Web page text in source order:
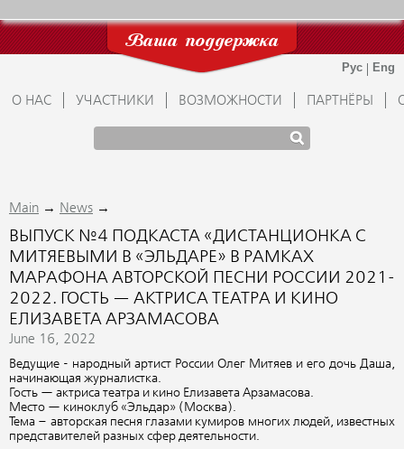
Ваша поддержка
О НАС УЧАСТНИКИ ВОЗМОЖНОСТИ ПАРТНЁРЫ
Main → News →
ВЫПУСК №4 ПОДКАСТА «ДИСТАНЦИОНКА С
МИТЯЕВЫМИ В «ЭЛЬДАРЕ» В РАМКАХ
МАРАФОНА АВТОРСКОЙ ПЕСНИ РОССИИ 2021-
2022. ГОСТЬ — АКТРИСА ТЕАТРА И КИНО
ЕЛИЗАВЕТА АРЗАМАСОВА
June 16, 2022
Ведущие - народный артист России Олег Митяев и его дочь Даша,
начинающая журналистка.
Гость — актриса театра и кино Елизавета Арзамасова.
Место — киноклуб «Эльдар» (Москва).
Тема – авторская песня глазами кумиров многих людей, известных
представителей разных сфер деятельности.